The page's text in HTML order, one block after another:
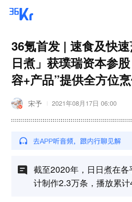
36氪首发 | 速食及快
日煮」获璞瑞资本参
容+产品”提供全方位
宋予 2021年08月17日 06:00
截至2020年，日日煮在各
计制作2.3万条，播放累计